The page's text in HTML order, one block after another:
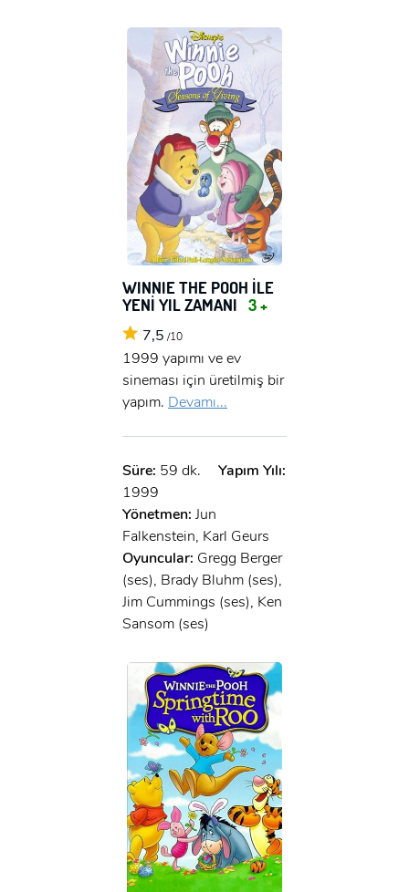
WINNIE THE POOH İLE
YENİ YIL ZAMANI 3 +
7,5 /10
1999 yapımı ve ev
sineması için üretilmiş bir
yapım. Devamı...
Süre: 59 dk.
Yapım Yılı:
1999
Yönetmen: Jun
Falkenstein, Karl Geurs
Oyuncular: Gregg Berger
(ses), Brady Bluhm (ses),
Jim Cummings (ses), Ken
Sansom (ses)